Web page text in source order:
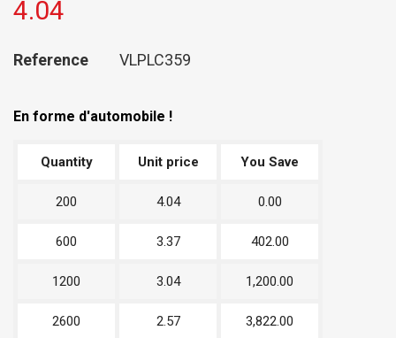
4.04
Reference VLPLC359
En forme d'automobile !
Quantity Unit price You Save
200 4.04 0.00
600 3.37 402.00
1200 3.04 1,200.00
2600 2.57 3,822.00